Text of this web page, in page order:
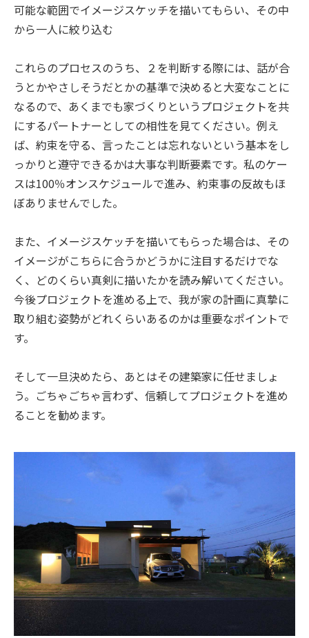
可能な範囲でイメージスケッチを描いてもらい、その中
から一人に絞り込む
これらのプロセスのうち、２を判断する際には、話が合
うとかやさしそうだとかの基準で決めると大変なことに
なるので、あくまでも家づくりというプロジェクトを共
にするパートナーとしての相性を見てください。例え
ば、約束を守る、言ったことは忘れないという基本をし
っかりと遵守できるかは大事な判断要素です。私のケー
スは100％オンスケジュールで進み、約束事の反故もほ
ぼありませんでした。
また、イメージスケッチを描いてもらった場合は、その
イメージがこちらに合うかどうかに注目するだけでな
く、どのくらい真剣に描いたかを読み解いてください。
今後プロジェクトを進める上で、我が家の計画に真摯に
取り組む姿勢がどれくらいあるのかは重要なポイントで
す。
そして一旦決めたら、あとはその建築家に任せましょ
う。ごちゃごちゃ言わず、信頼してプロジェクトを進め
ることを勧めます。